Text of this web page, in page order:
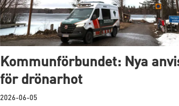
Kommunförbundet: Nya
för drönarhot
2026-06-05